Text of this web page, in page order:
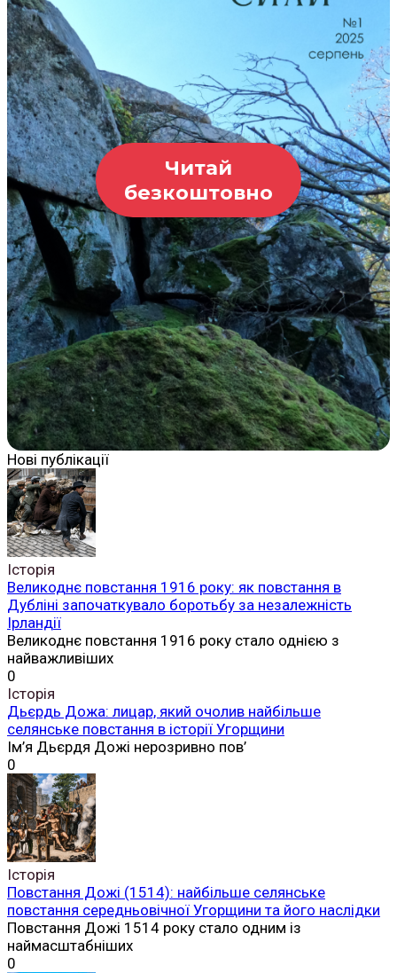
Читай
безкоштовно
Нові публікації
Історія
Великоднє повстання 1916 року: як повстання в
Дубліні започаткувало боротьбу за незалежність
Ірландії
Великоднє повстання 1916 року стало однією з
найважливіших
0
Історія
Дьєрдь Дожа: лицар, який очолив найбільше
селянське повстання в історії Угорщини
Ім’я Дьєрдя Дожі нерозривно пов’
0
Історія
Повстання Дожі (1514): найбільше селянське
повстання середньовічної Угорщини та його наслідки
Повстання Дожі 1514 року стало одним із
наймасштабніших
0